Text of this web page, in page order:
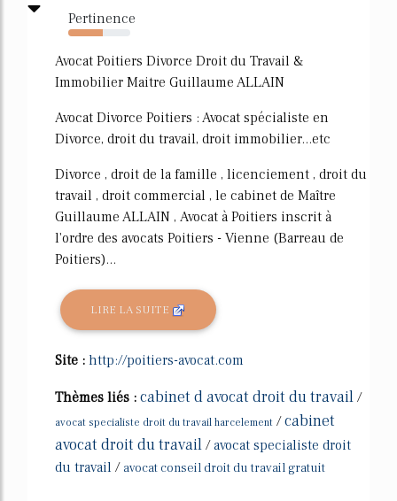
Pertinence
55%
Avocat Poitiers Divorce Droit du Travail &
Immobilier Maitre Guillaume ALLAIN
Avocat Divorce Poitiers : Avocat spécialiste en
Divorce, droit du travail, droit immobilier...etc
Divorce , droit de la famille , licenciement , droit du
travail , droit commercial , le cabinet de Maître
Guillaume ALLAIN , Avocat à Poitiers inscrit à
l'ordre des avocats Poitiers - Vienne (Barreau de
Poitiers)...
LIRE LA SUITE
Site : http://poitiers-avocat.com
Thèmes liés : cabinet d avocat droit du travail /
avocat specialiste droit du travail harcelement /cabinet
avocat droit du travail /avocat specialiste droit
du travail / avocat conseil droit du travail gratuit